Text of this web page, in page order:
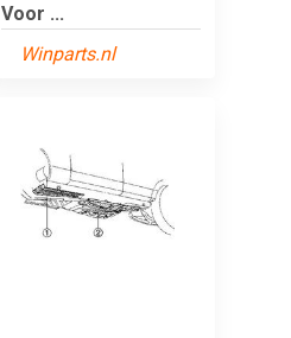
Voor ...
Winparts.nl